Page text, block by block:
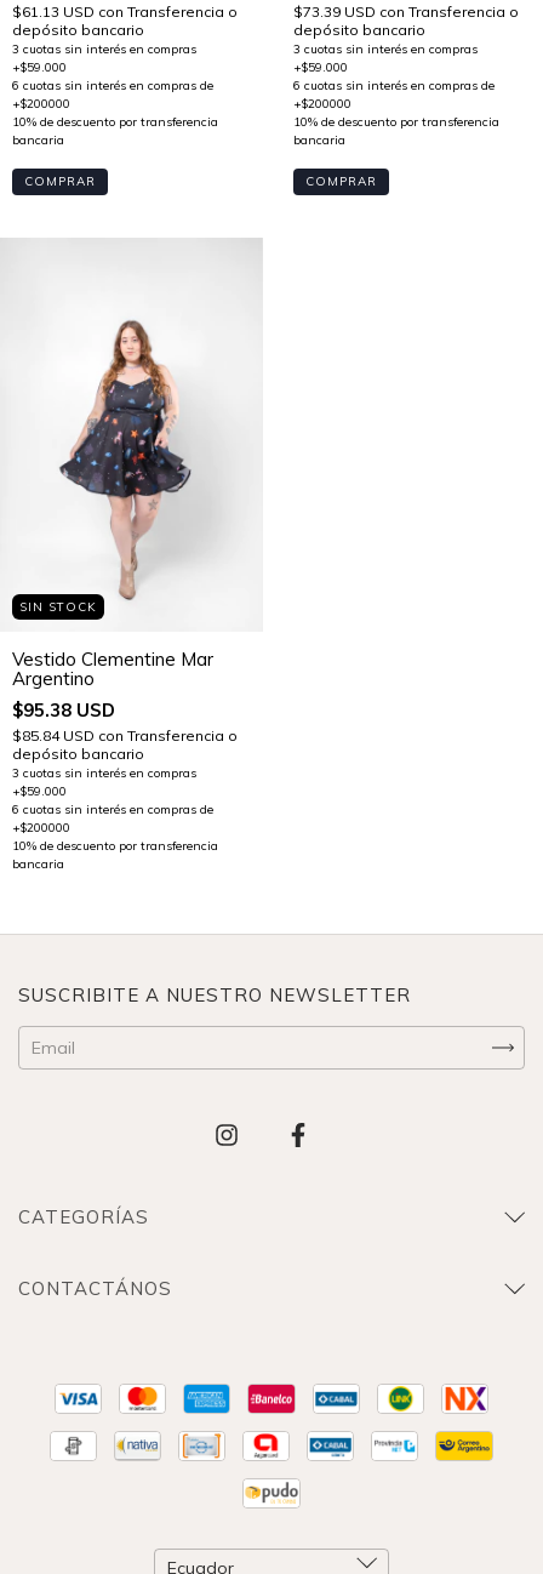
$61.13 USD con Transferencia o
depósito bancario
COMPRAR
$73.39 USD con Transferencia o
depósito bancario
COMPRAR
SIN STOCK
Vestido Clementine Mar
Argentino
$95.38 USD
$85.84 USD con Transferencia o
depósito bancario
SUSCRIBITE A NUESTRO NEWSLETTER
CATEGORÍAS
CONTACTÁNOS